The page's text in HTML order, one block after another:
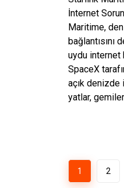
İnternet
Maritime,
uydu internet
SpaceX
açık denizde
yatlar,
1 2